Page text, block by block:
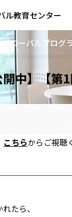
ル教育センター
ローバルプログ
中】【第
こちらからご視聴
たら、